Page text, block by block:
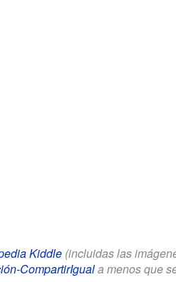
Kiddle(incluidas las
CompartirIguala menos que